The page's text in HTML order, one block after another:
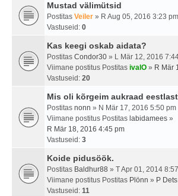
Mustad välimütsid
Postitas Veiler » R Aug 05, 2016 3:23 pm
Vastuseid: 0
Kas keegi oskab aidata?
Postitas Condor30 » L Mär 12, 2016
Viimane postitus Postitas ivalO » R Mär
Vastuseid: 20
Mis oli kõrgeim aukraad
Postitas nonn » N Mär 17, 2016 5:50 pm
Viimane postitus Postitas labidamees »
R Mär 18, 2016 4:45 pm
Vastuseid: 3
Koide pidusöök.
Postitas Baldhur88 » T Apr 01, 2014
Viimane postitus Postitas Plönn » P
Vastuseid: 11